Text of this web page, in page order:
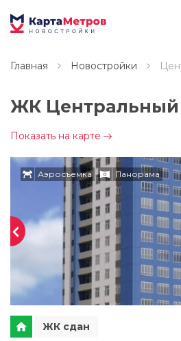
Главная Новостройки
ЖК Центральный
Показать на карте
Аэросъемка Панорама
ЖК сдан